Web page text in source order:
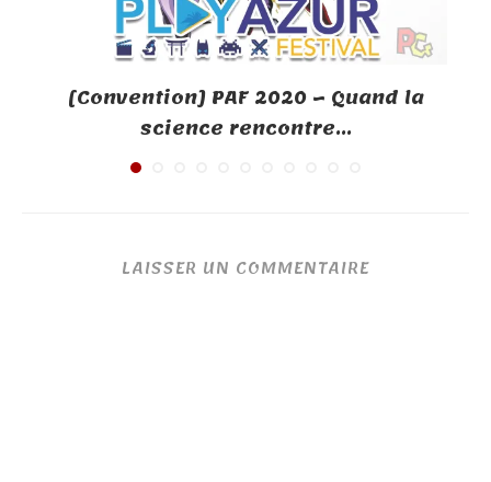
[Convention] PAF 2020 – Quand la
science rencontre...
LAISSER UN COMMENTAIRE